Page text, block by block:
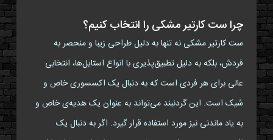
چرا ست کارتیر مشکی را انتخاب کنیم؟
ست کارتیر مشکی نه تنها به دلیل طراحی زیبا و منحصر به
فردش، بلکه به دلیل تطبیق‌پذیری با انواع استایل‌ها، انتخابی
عالی برای هر فردی است که به دنبال یک اکسسوری خاص و
شیک است. این گردنبند می‌تواند به عنوان یک هدیه‌ی خاص و
به یاد ماندنی نیز مورد استفاده قرار گیرد. اگر به دنبال یک